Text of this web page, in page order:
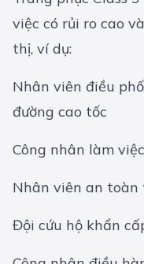
việc có rủi ro cao
thị, ví dụ:
Nhân viên điều
đường cao tốc
Công nhân làm
Nhân viên an toàn
Đội cứu hộ khẩn